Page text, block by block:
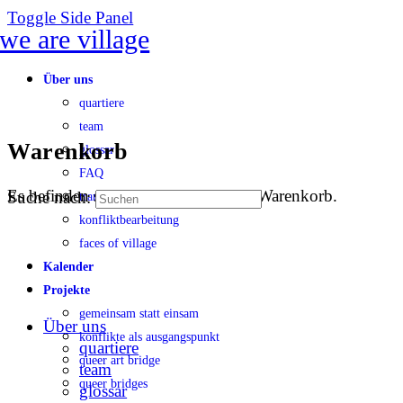
Toggle Side Panel
Über uns
quartiere
team
glossar
FAQ
transparenz
konfliktbearbeitung
faces of village
Kalender
Projekte
gemeinsam statt einsam
konflikte als ausgangspunkt
queer art bridge
queer bridges
Warenkorb
Es befinden sich keine Produkte im Warenkorb.
Suche nach:
Über uns
quartiere
team
glossar